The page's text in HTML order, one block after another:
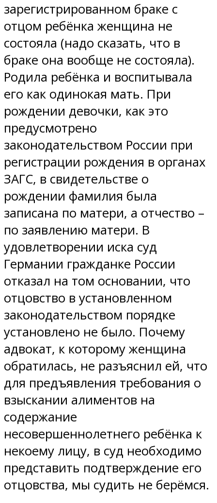
зарегистрированном браке с
отцом ребёнка женщина не
состояла (надо сказать, что в
браке она вообще не состояла).
Родила ребёнка и воспитывала
его как одинокая мать. При
рождении девочки, как это
предусмотрено
законодательством России при
регистрации рождения в органах
ЗАГС, в свидетельстве о
рождении фамилия была
записана по матери, а отчество –
по заявлению матери. В
удовлетворении иска суд
Германии гражданке России
отказал на том основании, что
отцовство в установленном
законодательством порядке
установлено не было. Почему
адвокат, к которому женщина
обратилась, не разъяснил ей, что
для предъявления требования о
взыскании алиментов на
содержание
несовершеннолетнего ребёнка к
некоему лицу, в суд необходимо
представить подтверждение его
отцовства, мы судить не берёмся.